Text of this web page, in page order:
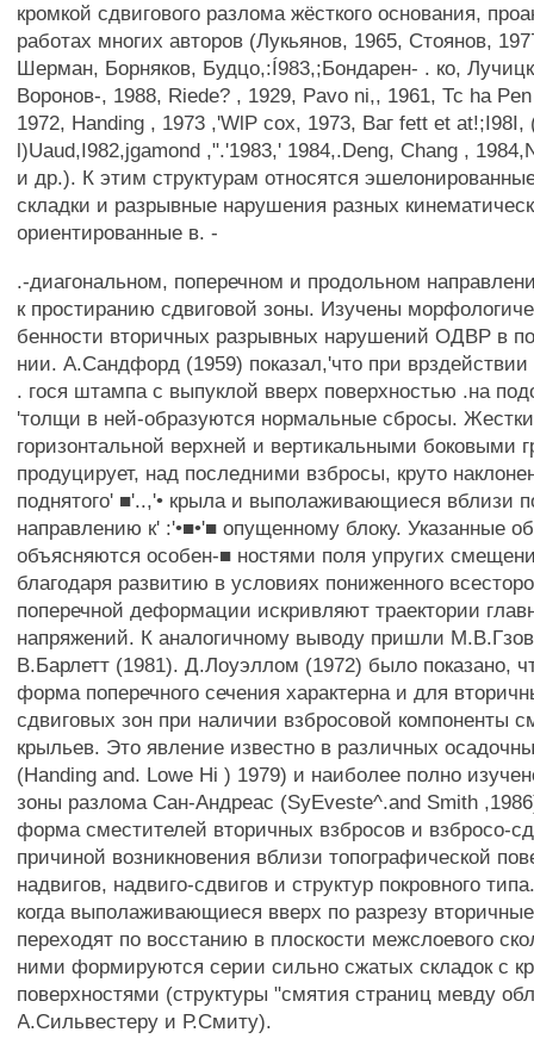
кромкой сдвигового разлома жёсткого основания,
работах многих авторов (Лукьянов, 1965, Стоянов,
Шерман, Борняков, Будцо,:Í983,;Бондарен- . ко,
Воронов-, 1988, Riede? , 1929, Pavo ni,, 1961, Тс ha
1972, Handing , 1973 ,'WlP cox, 1973, Ваг fett et at!;I98I,
l)Uaud,I982,jgamond ,".'1983,' 1984,.Deng, Chang ,
и др.). К этим структурам относятся
складки и разрывные нарушения разных
ориентированные в. -
.-диагональном, поперечном и продольном
к простиранию сдвиговой зоны. Изучены
бенности вторичных разрывных нарушений ОДВР в
нии. А.Сандфорд (1959) показал,'что при
. гося штампа с выпуклой вверх поверхностью .на
'толщи в ней-образуются нормальные сбросы.
горизонтальной верхней и вертикальными боковыми
продуцирует, над последними взбросы, круто
поднятого' ■'..,'• крыла и выполаживающиеся вблизи
направлению к' :'•■•'■ опущенному блоку. Указанные
объясняются особен-■ ностями поля упругих
благодаря развитию в условиях пониженного
поперечной деформации искривляют траектории
напряжений. К аналогичному выводу пришли
В.Барлетт (1981). Д.Лоуэллом (1972) было показано,
форма поперечного сечения характерна и для
сдвиговых зон при наличии взбросовой компоненты
крыльев. Это явление известно в различных
(Handing and. Lowe Hi ) 1979) и наиболее полно
зоны разлома Сан-Андреас (SyEveste^.and Smith
форма сместителей вторичных взбросов и взбросо-
причиной возникновения вблизи топографической
надвигов, надвиго-сдвигов и структур покровного
когда выполаживающиеся вверх по разрезу
переходят по восстанию в плоскости межслоевого
ними формируются серии сильно сжатых складок с
поверхностями (структуры "смятия страниц мевду
А.Сильвестеру и Р.Смиту).